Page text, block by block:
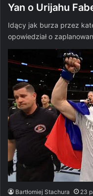
Yan o Urijahu
Idący jak burza przez
opowiedział o
Bartłomiej Stachura 23